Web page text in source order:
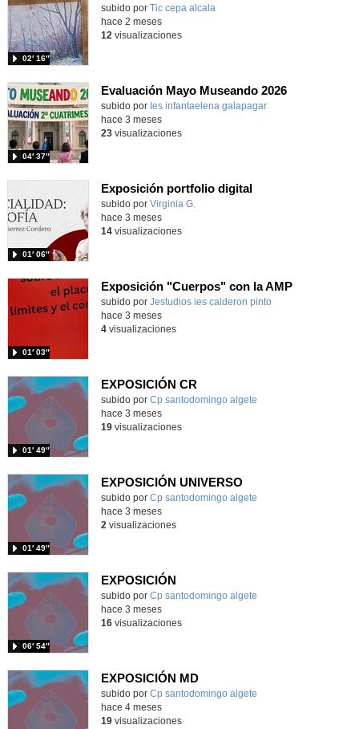
subido por Tic cepa alcala
02′ 16″
hace 2 meses
12 visualizaciones
Evaluación Mayo Museando 2026
subido por Ies infantaelena galapagar
04′ 37″
-
hace 3 meses
23visualizaciones
Exposición portfolio digital
Contenido educativo.
subido por Virginia G.
01′ 06″
hace 3 meses
14visualizaciones
Exposición "Cuerpos" con la AMP
subido por Jestudios ies calderon pinto
01′ 03″
-
hace 3 meses
4visualizaciones
EXPOSICIÓN CR
subido por Cp santodomingo algete
01′ 49″
hace 3 meses
19visualizaciones
EXPOSICIÓN UNIVERSO
subido por Cp santodomingo algete
01′ 49″
hace 3 meses
2 visualizaciones
EXPOSICIÓN
subido por Cp santodomingo algete
06′ 54″
hace 3 meses
16visualizaciones
EXPOSICIÓN MD
Contenido educativo.
subido por Cp santodomingo algete
hace 4 meses
19visualizaciones